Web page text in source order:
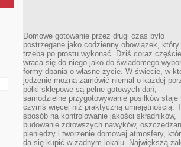
Domowe gotowanie przez długi czas było
postrzegane jako codzienny obowiązek, który
trzeba po prostu wykonać. Dziś coraz
wraca się do niego jako do świadomego
formy dbania o własne życie. W świecie, w
jedzenie można zamówić niemal o każdej
półki sklepowe są pełne gotowych dań,
samodzielne przygotowywanie posiłków staje
czymś więcej niż praktyczną umiejętnością.
sposób na kontrolowanie jakości składników,
budowanie zdrowszych nawyków,
pieniędzy i tworzenie domowej atmosfery,
da się kupić w żadnym lokalu. Największą